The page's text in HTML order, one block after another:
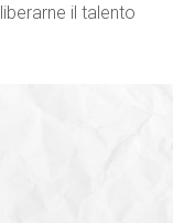
liberarne il talento